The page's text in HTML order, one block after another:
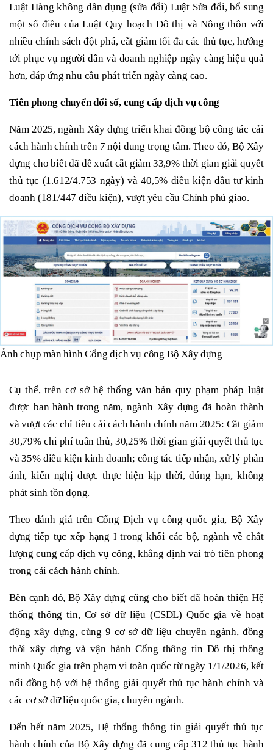
Luật Hàng không dân dụng (sửa đổi) Luật Sửa đổi, bổ sung
một số điều của Luật Quy hoạch Đô thị và Nông thôn với
nhiều chính sách đột phá, cắt giảm tối đa các thủ tục, hướng
tới phục vụ người dân và doanh nghiệp ngày càng hiệu quả
hơn, đáp ứng nhu cầu phát triển ngày càng cao.
Tiên phong chuyển đổi số, cung cấp dịch vụ công
Năm 2025, ngành Xây dựng triển khai đồng bộ công tác cải
cách hành chính trên 7 nội dung trọng tâm. Theo đó, Bộ Xây
dựng cho biết đã đề xuất cắt giảm 33,9% thời gian giải quyết
thủ tục (1.612/4.753 ngày) và 40,5% điều kiện đầu tư kinh
doanh (181/447 điều kiện), vượt yêu cầu Chính phủ giao.
Ảnh chụp màn hình Cổng dịch vụ công Bộ Xây dựng
Cụ thể, trên cơ sở hệ thống văn bản quy phạm pháp luật
được ban hành trong năm, ngành Xây dựng đã hoàn thành
và vượt các chỉ tiêu cải cách hành chính năm 2025: Cắt giảm
30,79% chi phí tuân thủ, 30,25% thời gian giải quyết thủ tục
và 35% điều kiện kinh doanh; công tác tiếp nhận, xử lý phản
ánh, kiến nghị được thực hiện kịp thời, đúng hạn, không
phát sinh tồn đọng.
Theo đánh giá trên Cổng Dịch vụ công quốc gia, Bộ Xây
dựng tiếp tục xếp hạng I trong khối các bộ, ngành về chất
lượng cung cấp dịch vụ công, khẳng định vai trò tiên phong
trong cải cách hành chính.
Bên cạnh đó, Bộ Xây dựng cũng cho biết đã hoàn thiện Hệ
thống thông tin, Cơ sở dữ liệu (CSDL) Quốc gia về hoạt
động xây dựng, cùng 9 cơ sở dữ liệu chuyên ngành, đồng
thời xây dựng và vận hành Cổng thông tin Đô thị thông
minh Quốc gia trên phạm vi toàn quốc từ ngày 1/1/2026, kết
nối đồng bộ với hệ thống giải quyết thủ tục hành chính và
các cơ sở dữ liệu quốc gia, chuyên ngành.
Đến hết năm 2025, Hệ thống thông tin giải quyết thủ tục
hành chính của Bộ Xây dựng đã cung cấp 312 thủ tục hành